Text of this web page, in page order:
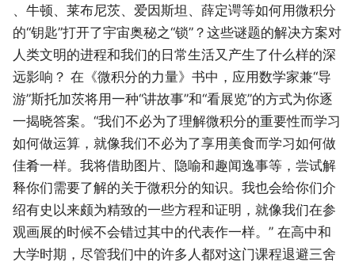
、牛顿、莱布尼茨、爱因斯坦、薛定谔等如何用微积分
的“钥匙”打开了宇宙奥秘之“锁”？这些谜题的解决方案对
人类文明的进程和我们的日常生活又产生了什么样的深
远影响？ 在《微积分的力量》书中，应用数学家兼“导
游”斯托加茨将用一种“讲故事”和“看展览”的方式为你逐
一揭晓答案。“我们不必为了理解微积分的重要性而学习
如何做运算，就像我们不必为了享用美食而学习如何做
佳肴一样。我将借助图片、隐喻和趣闻逸事等，尝试解
释你们需要了解的关于微积分的知识。我也会给你们介
绍有史以来颇为精致的一些方程和证明，就像我们在参
观画展的时候不会错过其中的代表作一样。” 在高中和
大学时期，尽管我们中的许多人都对这门课程退避三舍